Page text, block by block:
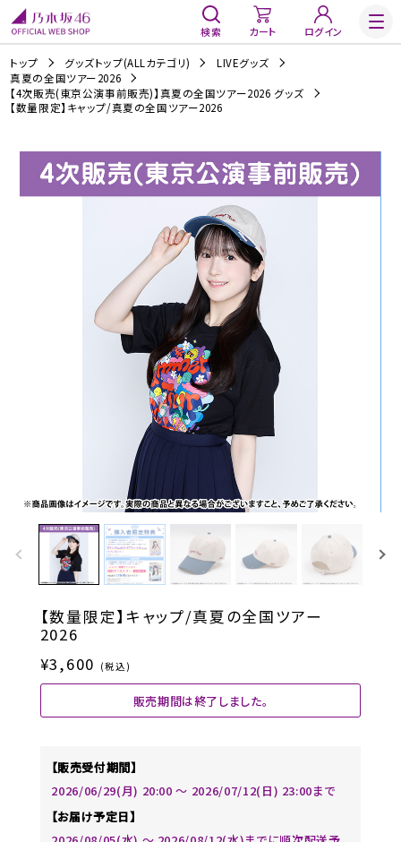
検索 カート ログイン
トップ グッズトップ(ALLカテゴリ)
LIVEグッズ
真夏の全国ツアー2026
【4次販売(東京公演事前販売)】真夏の全国ツアー2026 グッズ
【数量限定】キャップ/真夏の全国ツアー2026
【数量限定】キャップ/真夏の全国ツアー
2026
¥3,600 (税込)
販売期間は終了しました。
【販売受付期間】
2026/06/29(月) 20:00 〜 2026/07/12(日) 23:00まで
【お届け予定日】